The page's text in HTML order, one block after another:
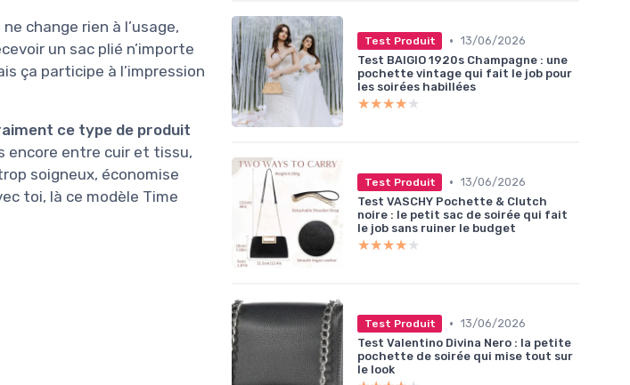
ne change rien à l’usage,
un sac plié n’importe
ça participe à l’impression
ce type de produit
encore entre cuir et tissu,
soigneux, économise
toi, là ce modèle Time
Test Produit • 13/06/2026
Test BAIGIO 1920s Champagne : une
pochette vintage qui fait le job pour
les soirées habillées
★★★★★
★★★★★
Test Produit • 13/06/2026
Test VASCHY Pochette & Clutch
noire : le petit sac de soirée qui fait
le job sans ruiner le budget
★★★★★
★★★★★
Test Produit • 13/06/2026
Test Valentino Divina Nero : la petite
pochette de soirée qui mise tout sur
le look